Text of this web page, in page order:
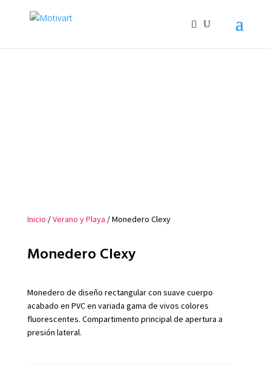
Inicio /Verano y Playa / Monedero Clexy
Monedero Clexy
Monedero de diseño rectangular con suave cuerpo
acabado en PVC en variada gama de vivos colores
fluorescentes. Compartimento principal de apertura a
presión lateral.